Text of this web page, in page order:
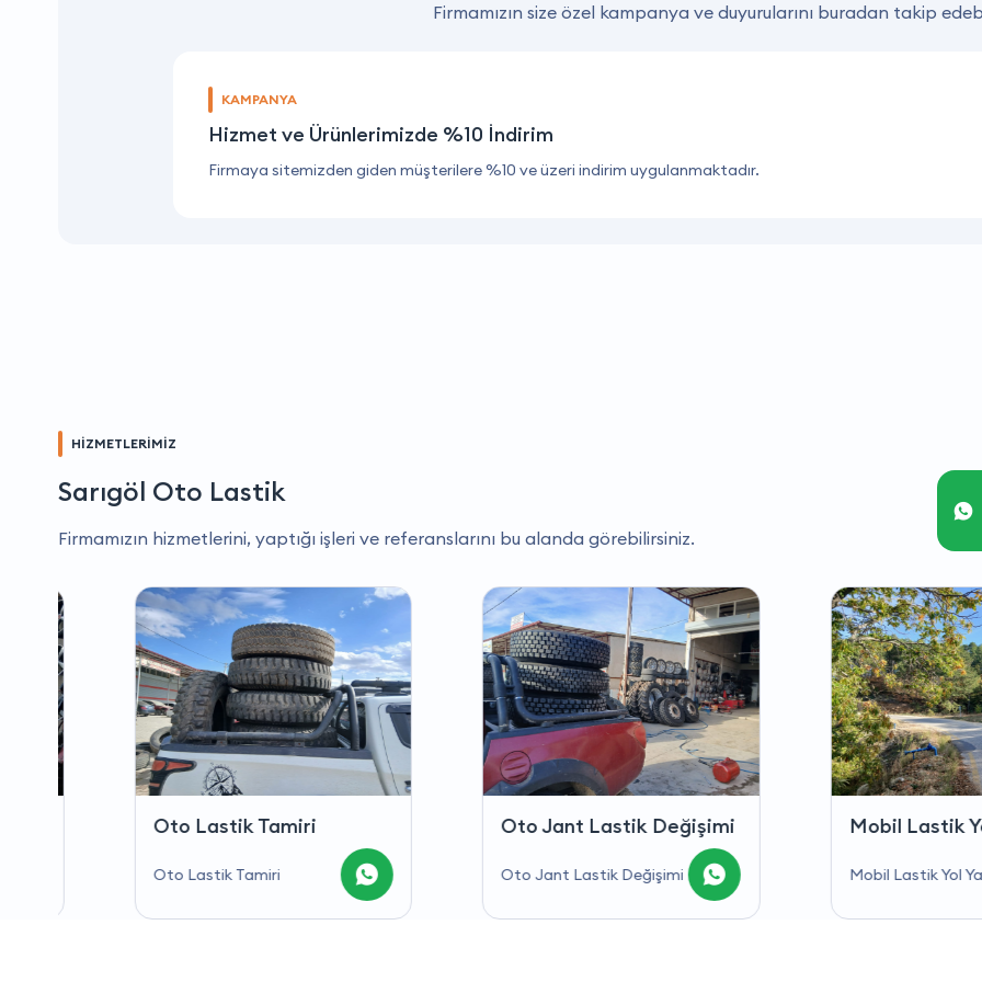
Firmamızın size özel kampanya ve duyurularını buradan takip
KAMPANYA
Hizmet ve Ürünlerimizde %10 İndirim
Firmaya sitemizden giden müşterilere %10 ve üzeri indirim uygulanmaktadır.
HİZMETLERİMİZ
Sarıgöl Oto Lastik
Firmamızın hizmetlerini, yaptığı işleri ve referanslarını bu alanda görebilirsiniz.
Oto Lastik Tamiri
Oto Lastik Tamiri
Oto Jant Lastik Değişimi
Oto Jant Lastik Değişimi
Mobil Lastik Yol
Mobil Lastik Yol Yardım